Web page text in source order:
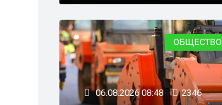
ОБЩЕСТВО
06.08.2026 08:48 2346